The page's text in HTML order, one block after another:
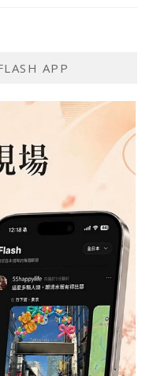
APP